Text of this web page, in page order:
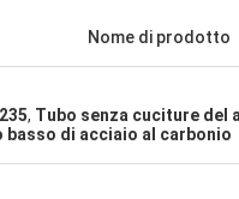
Nome di prodotto
, Tubo senza cuciture del
di acciaio al carbonio